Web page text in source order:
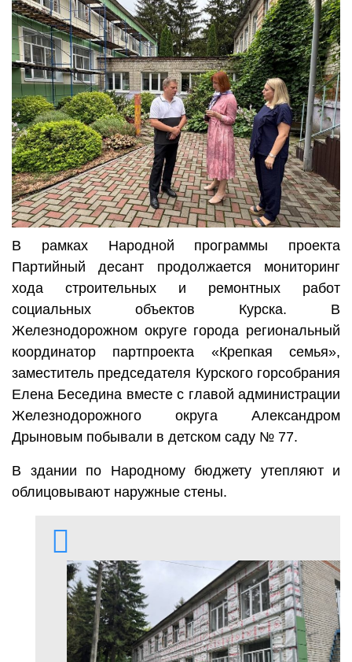
В рамках Народной программы проекта
Партийный десант продолжается мониторинг
хода строительных и ремонтных работ
социальных объектов Курска. В
Железнодорожном округе города региональный
координатор партпроекта «Крепкая семья»,
заместитель председателя Курского горсобрания
Елена Беседина вместе с главой администрации
Железнодорожного округа Александром
Дрыновым побывали в детском саду № 77.
В здании по Народному бюджету утепляют и
облицовывают наружные стены.